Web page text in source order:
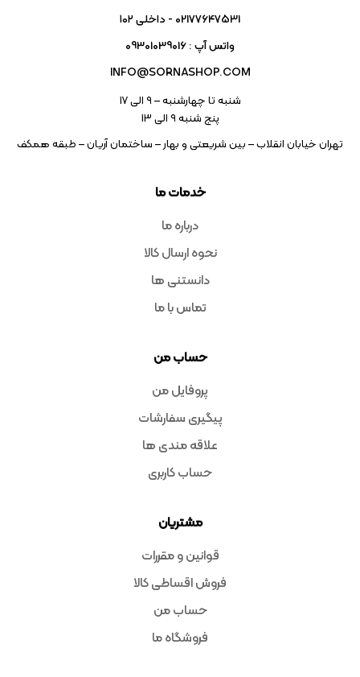
خدمات ما
درباره ما
نحوه ارسال کالا
دانستنی ها
تماس با ما
حساب من
پروفایل من
پیگیری سفارشات
علاقه مندی ها
حساب کاربری
مشتریان
قوانین و مقررات
فروش اقساطی کالا
حساب من
فروشگاه ما
02177647531 - داخلی ۱۰۲
واتس آپ : 09301039016
INFO@SORNASHOP.COM
شنبه تا چهارشنبه – ۹ الی 17
پنج شنبه ۹ الی 13
تهران خیابان انقلاب – بین شریعتی و بهار – ساختمان آریان – طبقه همکف